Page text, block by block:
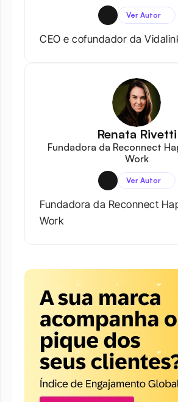
Ver Autor
CEO e cofundador da
Renata Rivetti
Fundadora da Reconnect
Work
Ver Autor
Fundadora da Reconnect
Work